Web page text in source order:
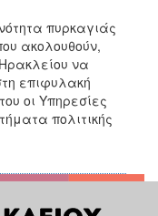
πυρκαγιάς
ακολουθούν,
να
επιφυλακή
οι Υπηρεσίες
πολιτικής